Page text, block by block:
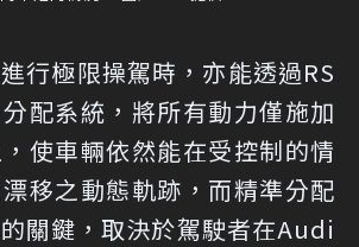
行極限操駕時，亦能透過RS
配系統，將所有動力僅施加
使車輛依然能在受控制的情
移之動態軌跡，而精準分配
關鍵，取決於駕駛者在Audi